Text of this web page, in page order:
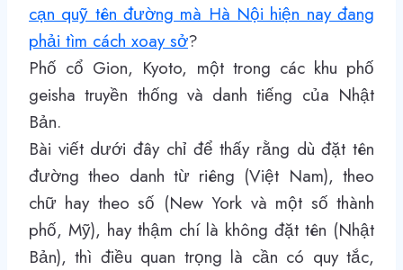
cạn quỹ tên đường mà Hà Nội hiện nay đang
phải tìm cách xoay sở?
Phố cổ Gion, Kyoto, một trong các khu phố
geisha truyền thống và danh tiếng của Nhật
Bản.
Bài viết dưới đây chỉ để thấy rằng dù đặt tên
đường theo danh từ riêng (Việt Nam), theo
chữ hay theo số (New York và một số thành
phố, Mỹ), hay thậm chí là không đặt tên (Nhật
Bản), thì điều quan trọng là cần có quy tắc,